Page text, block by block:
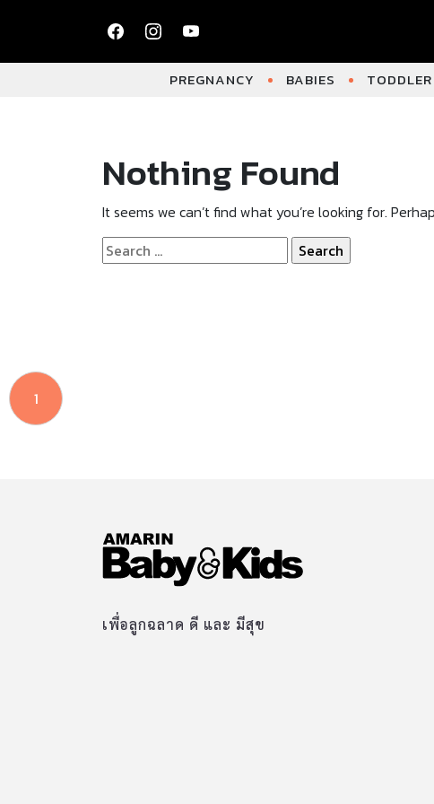
PREGNANCY BABIES
Nothing Found
It seems we can’t find what you’re looking for.
Search
for:
1
เพื่อลูกฉลาด ดี และ มีสุข